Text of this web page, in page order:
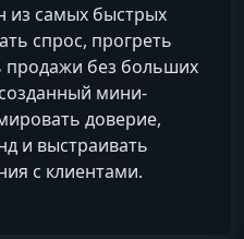
самых быстрых
спрос, прогреть
продажи без больших
мини-
доверие,
и выстраивать
с клиентами.